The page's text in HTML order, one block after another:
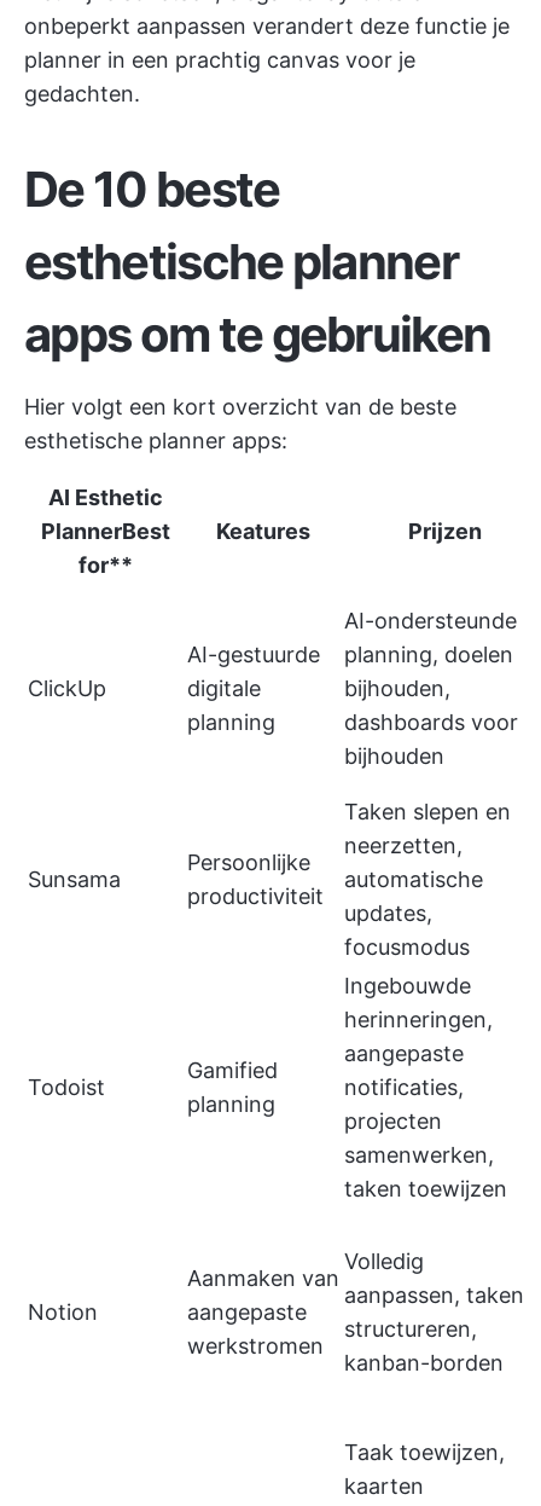
onbeperkt aanpassen verandert deze functie je
planner in een prachtig canvas voor je
gedachten.
De 10 beste
esthetische planner
apps om te gebruiken
Hier volgt een kort overzicht van de beste
esthetische planner apps:
AI Esthetic
PlannerBest
for**
Keatures Prijzen
ClickUp
AI-gestuurde
digitale
planning
AI-ondersteunde
planning, doelen
bijhouden,
dashboards voor
bijhouden
Sunsama
Persoonlijke
productiviteit
Taken slepen en
neerzetten,
automatische
updates,
focusmodus
Todoist
Gamified
planning
Ingebouwde
herinneringen,
aangepaste
notificaties,
projecten
samenwerken,
taken toewijzen
Notion
Aanmaken van
aangepaste
werkstromen
Volledig
aanpassen, taken
structureren,
kanban-borden
Taak toewijzen,
kaarten